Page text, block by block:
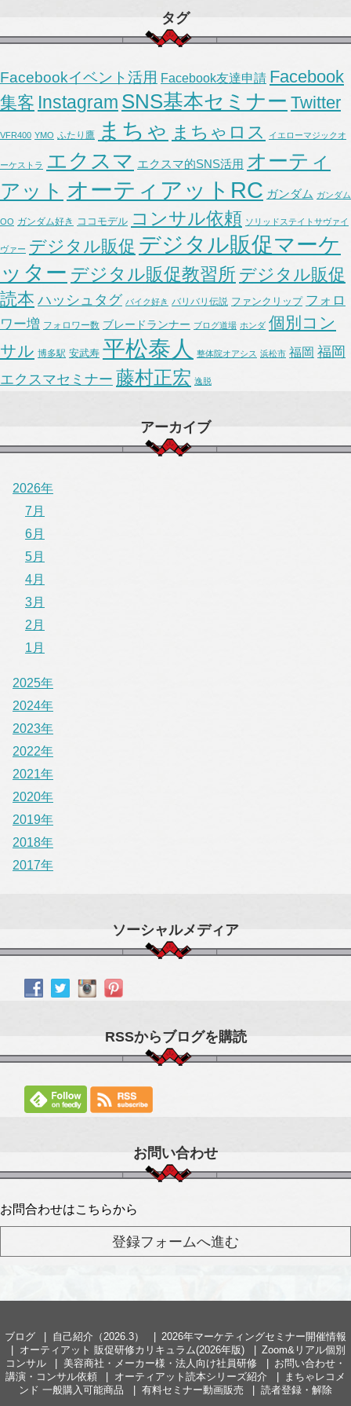
タグ
Facebookイベント活用 Facebook友達申請 Facebook
集客 Instagram SNS基本セミナー Twitter
VFR400 YMO ふたり鷹 まちゃ まちゃロス イエローマジックオ
ーケストラ エクスマ エクスマ的SNS活用 オーティ
アット オーティアットRC ガンダム ガンダム
OO ガンダム好き ココモデル コンサル依頼 ソリッドステイトサヴァイ
ヴァー デジタル販促 デジタル販促マーケ
ッター デジタル販促教習所 デジタル販促
読本 ハッシュタグ バイク好き バリバリ伝説 ファンクリップ フォロ
ワー増 フォロワー数 ブレードランナー ブログ道場 ホンダ 個別コン
サル 博多駅 安武寿 平松泰人 整体院オアシス 浜松市 福岡 福岡
エクスマセミナー 藤村正宏 逸脱
アーカイブ
2026年
7月
6月
5月
4月
3月
2月
1月
2025年
2024年
2023年
2022年
2021年
2020年
2019年
2018年
2017年
ソーシャルメディア
RSSからブログを購読
お問い合わせ
お問合わせはこちらから
ブログ 自己紹介（2026.3）
2026年マーケティングセミナー開催情報
オーティアット 販促研修カリキュラム(2026年版)
Zoom&リアル個別
コンサル
美容商社・メーカー様・法人向け社員研修
お問い合わせ・
講演・コンサル依頼
オーティアット読本シリーズ紹介
まちゃレコメ
ンド 一般購入可能商品
有料セミナー動画販売 読者登録・解除